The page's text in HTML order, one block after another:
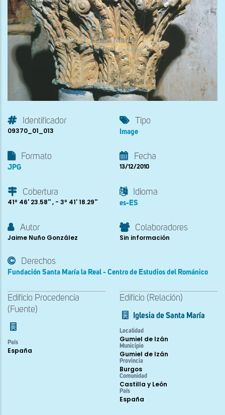
Identificador
09370_01_013
Tipo
Image
Formato
JPG
Fecha
13/12/2010
Cobertura
41º 46' 23.58'' , - 3º 41' 18.29''
Idioma
es-ES
Autor
Jaime Nuño González
Colaboradores
Sin información
Derechos
Fundación Santa María la Real - Centro de Estudios del Románico
Edificio Procedencia
(Fuente)
País
España
Edificio (Relación)
Iglesia de Santa María
Localidad
Gumiel de Izán
Municipio
Gumiel de Izán
Provincia
Burgos
Comunidad
Castilla y León
País
España